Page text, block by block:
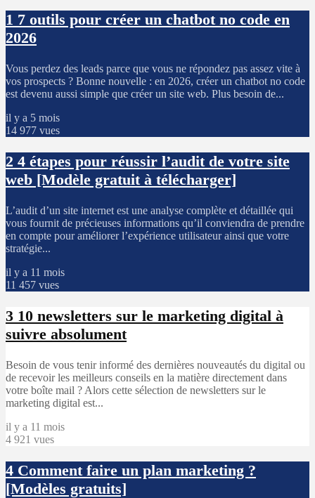
1 7 outils pour créer un chatbot no code en
2026
Vous perdez des leads parce que vous ne répondez pas assez vite à
vos prospects ? Bonne nouvelle : en 2026, créer un chatbot no code
est devenu aussi simple que créer un site web. Plus besoin de...
il y a 5 mois
14 977 vues
2 4 étapes pour réussir l’audit de votre site
web [Modèle gratuit à télécharger]
L’audit d’un site internet est une analyse complète et détaillée qui
vous fournit de précieuses informations qu’il conviendra de prendre
en compte pour améliorer l’expérience utilisateur ainsi que votre
stratégie...
il y a 11 mois
11 457 vues
3 10 newsletters sur le marketing digital à
suivre absolument
Besoin de vous tenir informé des dernières nouveautés du digital ou
de recevoir les meilleurs conseils en la matière directement dans
votre boîte mail ? Alors cette sélection de newsletters sur le
marketing digital est...
il y a 11 mois
4 921 vues
4 Comment faire un plan marketing ?
[Modèles gratuits]